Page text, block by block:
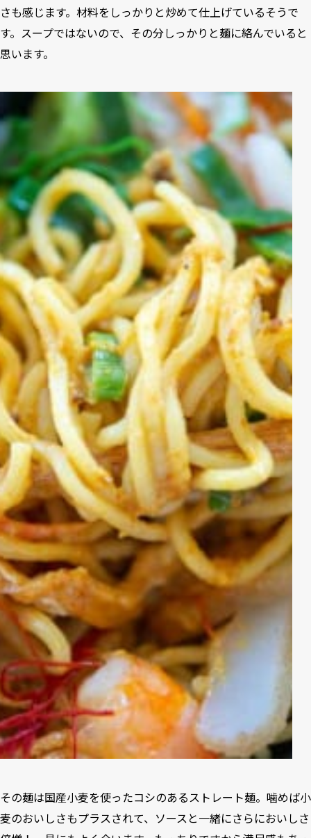
さも感じます。材料をしっかりと炒めて仕上げているそうで
す。スープではないので、その分しっかりと麺に絡んでいると
思います。
その麺は国産小麦を使ったコシのあるストレート麺。噛めば小
麦のおいしさもプラスされて、ソースと一緒にさらにおいしさ